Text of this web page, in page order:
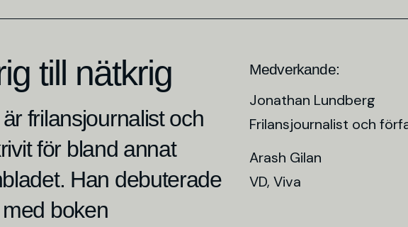
till nätkrig
frilansjournalist och
för bland annat
Han debuterade
boken
Medverkande:
Jonathan Lundberg
Frilansjournalist och
Arash Gilan
VD, Viva